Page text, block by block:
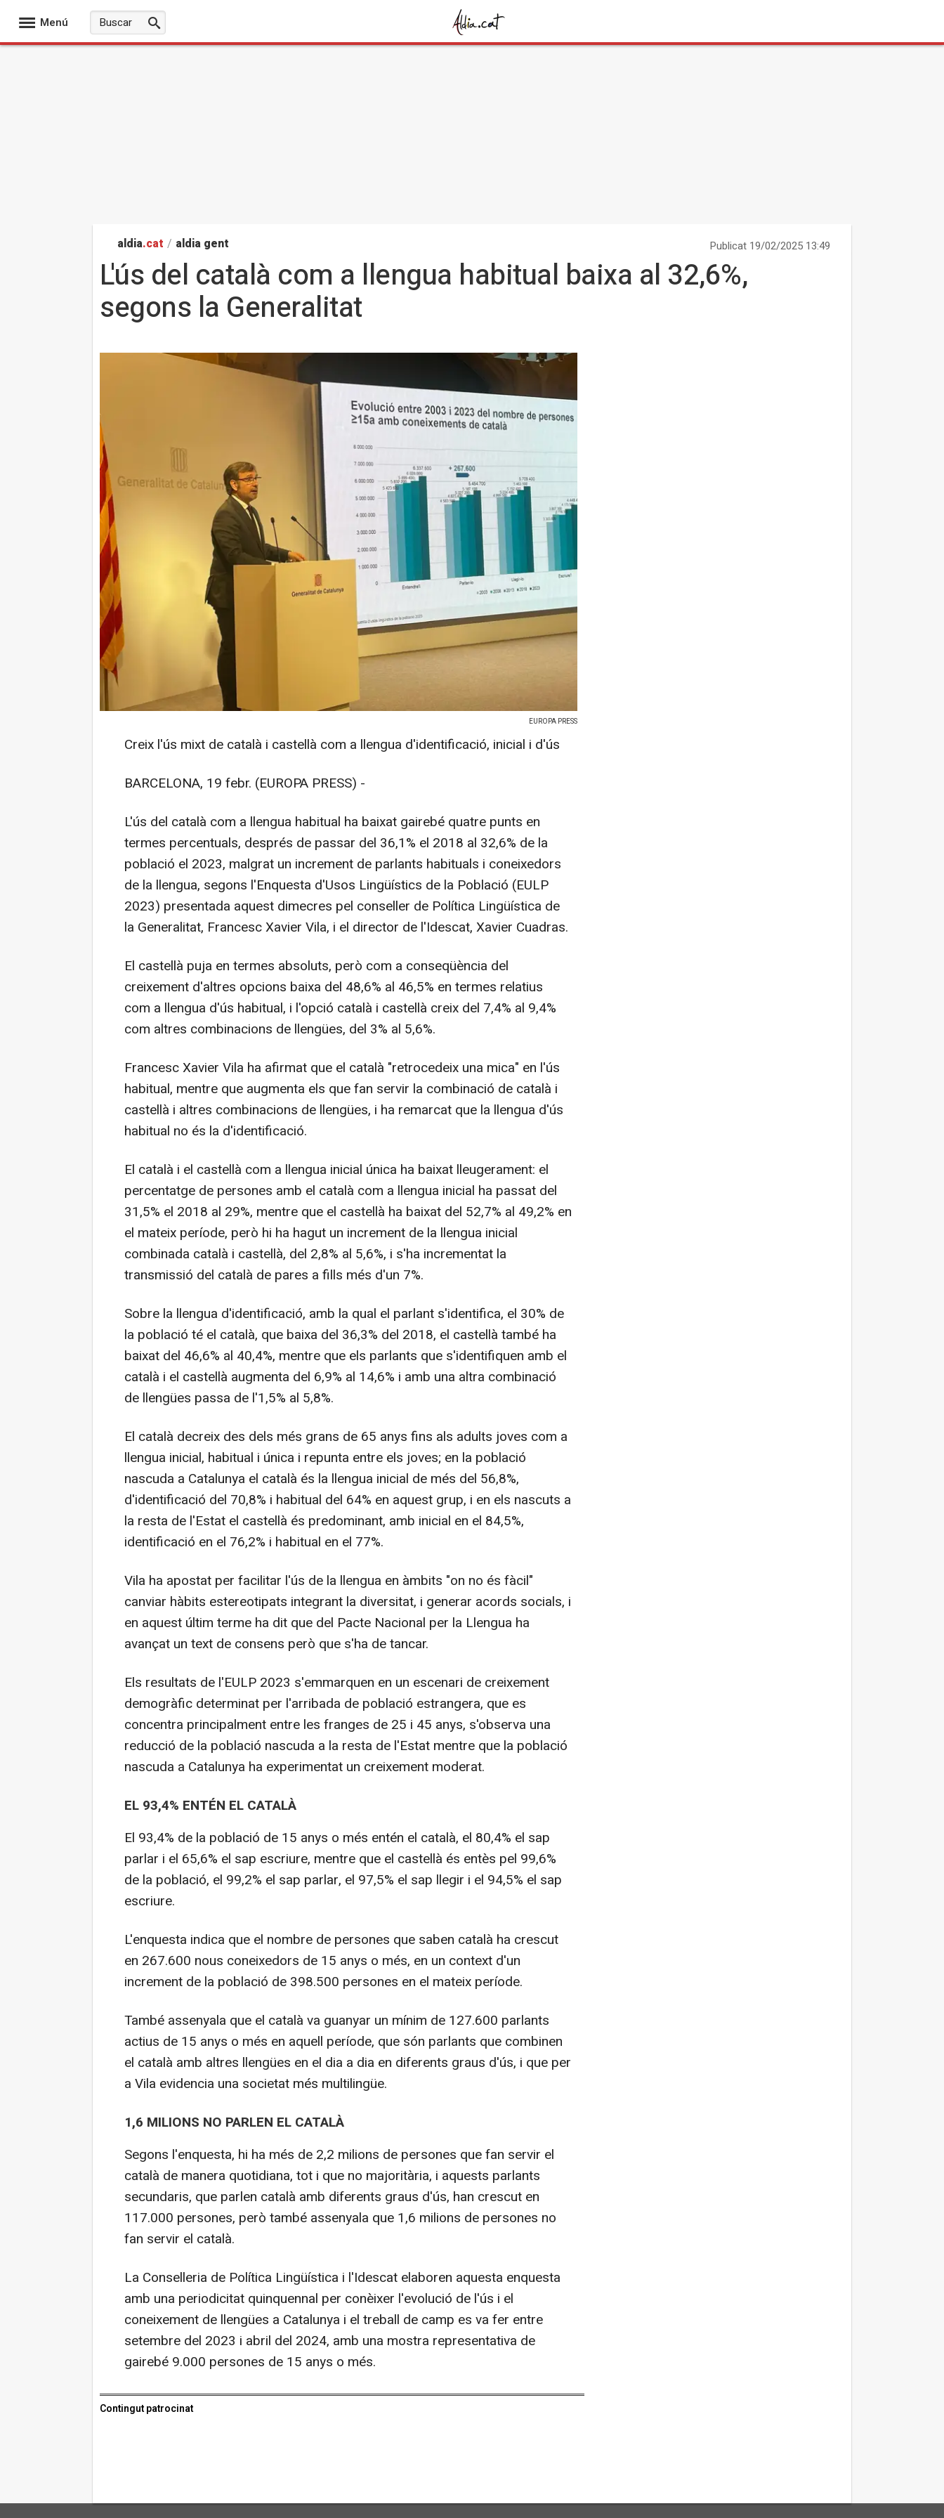
Menú
aldia.cat / aldia gent Publicat 19/02/2025 13:49
L'ús del català com a llengua habitual baixa al 32,6%,
segons la Generalitat
EUROPA PRESS
Creix l'ús mixt de català i castellà com a llengua d'identificació, inicial i d'ús
BARCELONA, 19 febr. (EUROPA PRESS) -
L'ús del català com a llengua habitual ha baixat gairebé quatre punts en
termes percentuals, després de passar del 36,1% el 2018 al 32,6% de la
població el 2023, malgrat un increment de parlants habituals i coneixedors
de la llengua, segons l'Enquesta d'Usos Lingüístics de la Població (EULP
2023) presentada aquest dimecres pel conseller de Política Lingüística de
la Generalitat, Francesc Xavier Vila, i el director de l'Idescat, Xavier Cuadras.
El castellà puja en termes absoluts, però com a conseqüència del
creixement d'altres opcions baixa del 48,6% al 46,5% en termes relatius
com a llengua d'ús habitual, i l'opció català i castellà creix del 7,4% al 9,4%
com altres combinacions de llengües, del 3% al 5,6%.
Francesc Xavier Vila ha afirmat que el català "retrocedeix una mica" en l'ús
habitual, mentre que augmenta els que fan servir la combinació de català i
castellà i altres combinacions de llengües, i ha remarcat que la llengua d'ús
habitual no és la d'identificació.
El català i el castellà com a llengua inicial única ha baixat lleugerament: el
percentatge de persones amb el català com a llengua inicial ha passat del
31,5% el 2018 al 29%, mentre que el castellà ha baixat del 52,7% al 49,2% en
el mateix període, però hi ha hagut un increment de la llengua inicial
combinada català i castellà, del 2,8% al 5,6%, i s'ha incrementat la
transmissió del català de pares a fills més d'un 7%.
Sobre la llengua d'identificació, amb la qual el parlant s'identifica, el 30% de
la població té el català, que baixa del 36,3% del 2018, el castellà també ha
baixat del 46,6% al 40,4%, mentre que els parlants que s'identifiquen amb el
català i el castellà augmenta del 6,9% al 14,6% i amb una altra combinació
de llengües passa de l'1,5% al 5,8%.
El català decreix des dels més grans de 65 anys fins als adults joves com a
llengua inicial, habitual i única i repunta entre els joves; en la població
nascuda a Catalunya el català és la llengua inicial de més del 56,8%,
d'identificació del 70,8% i habitual del 64% en aquest grup, i en els nascuts a
la resta de l'Estat el castellà és predominant, amb inicial en el 84,5%,
identificació en el 76,2% i habitual en el 77%.
Vila ha apostat per facilitar l'ús de la llengua en àmbits "on no és fàcil"
canviar hàbits estereotipats integrant la diversitat, i generar acords socials, i
en aquest últim terme ha dit que del Pacte Nacional per la Llengua ha
avançat un text de consens però que s'ha de tancar.
Els resultats de l'EULP 2023 s'emmarquen en un escenari de creixement
demogràfic determinat per l'arribada de població estrangera, que es
concentra principalment entre les franges de 25 i 45 anys, s'observa una
reducció de la població nascuda a la resta de l'Estat mentre que la població
nascuda a Catalunya ha experimentat un creixement moderat.
EL 93,4% ENTÉN EL CATALÀ
El 93,4% de la població de 15 anys o més entén el català, el 80,4% el sap
parlar i el 65,6% el sap escriure, mentre que el castellà és entès pel 99,6%
de la població, el 99,2% el sap parlar, el 97,5% el sap llegir i el 94,5% el sap
escriure.
L'enquesta indica que el nombre de persones que saben català ha crescut
en 267.600 nous coneixedors de 15 anys o més, en un context d'un
increment de la població de 398.500 persones en el mateix període.
També assenyala que el català va guanyar un mínim de 127.600 parlants
actius de 15 anys o més en aquell període, que són parlants que combinen
el català amb altres llengües en el dia a dia en diferents graus d'ús, i que per
a Vila evidencia una societat més multilingüe.
1,6 MILIONS NO PARLEN EL CATALÀ
Segons l'enquesta, hi ha més de 2,2 milions de persones que fan servir el
català de manera quotidiana, tot i que no majoritària, i aquests parlants
secundaris, que parlen català amb diferents graus d'ús, han crescut en
117.000 persones, però també assenyala que 1,6 milions de persones no
fan servir el català.
La Conselleria de Política Lingüística i l'Idescat elaboren aquesta enquesta
amb una periodicitat quinquennal per conèixer l'evolució de l'ús i el
coneixement de llengües a Catalunya i el treball de camp es va fer entre
setembre del 2023 i abril del 2024, amb una mostra representativa de
gairebé 9.000 persones de 15 anys o més.
Contingut patrocinat